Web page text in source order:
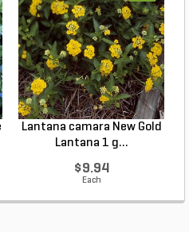
Lantana camara New Gold
Lantana 1 g...
$9.94
Each